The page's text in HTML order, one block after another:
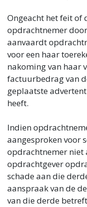
Ongeacht het feit of
opdrachtnemer
aanvaardt
voor een haar
nakoming van haar
factuurbedrag van
geplaatste
heeft.
Indien
aangesproken voor
opdrachtnemer niet
opdrachtgever
schade aan die
aanspraak van de
van die derde